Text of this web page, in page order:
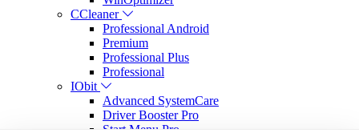
CCleaner
Professional Android
Premium
Professional Plus
Professional
IObit
Advanced SystemCare
Driver Booster Pro
Start Menu Pro